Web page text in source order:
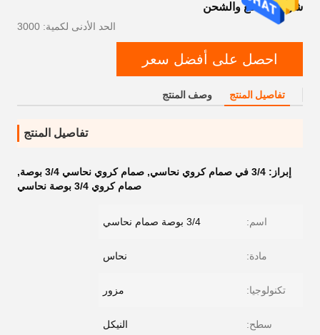
شروط الدفع والشحن
الحد الأدنى لكمية: 3000
احصل على أفضل سعر
تفاصيل المنتج وصف المنتج
تفاصيل المنتج
إبراز: 3/4 في صمام كروي نحاسي , صمام كروي نحاسي 3/4 بوصة
,
صمام كروي 3/4 بوصة نحاسي
اسم: 3/4 بوصة صمام نحاسي
مادة: نحاس
تكنولوجيا: مزور
سطح: النيكل